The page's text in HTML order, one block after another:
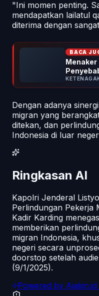
"Ini momen penting.
mendapatkan lailatul
diterima dengan
BACA
Menaker
Dengan adanya
migran yang
ditekan, dan
Indonesia di luar
Ringkasan AI
Kapolri Jenderal
Perlindungan Pekerja
Kadir Karding
memberikan
migran Indonesia,
negeri secara
doorstop setelah
(9/1/2025).
Powered by Ajakin.id